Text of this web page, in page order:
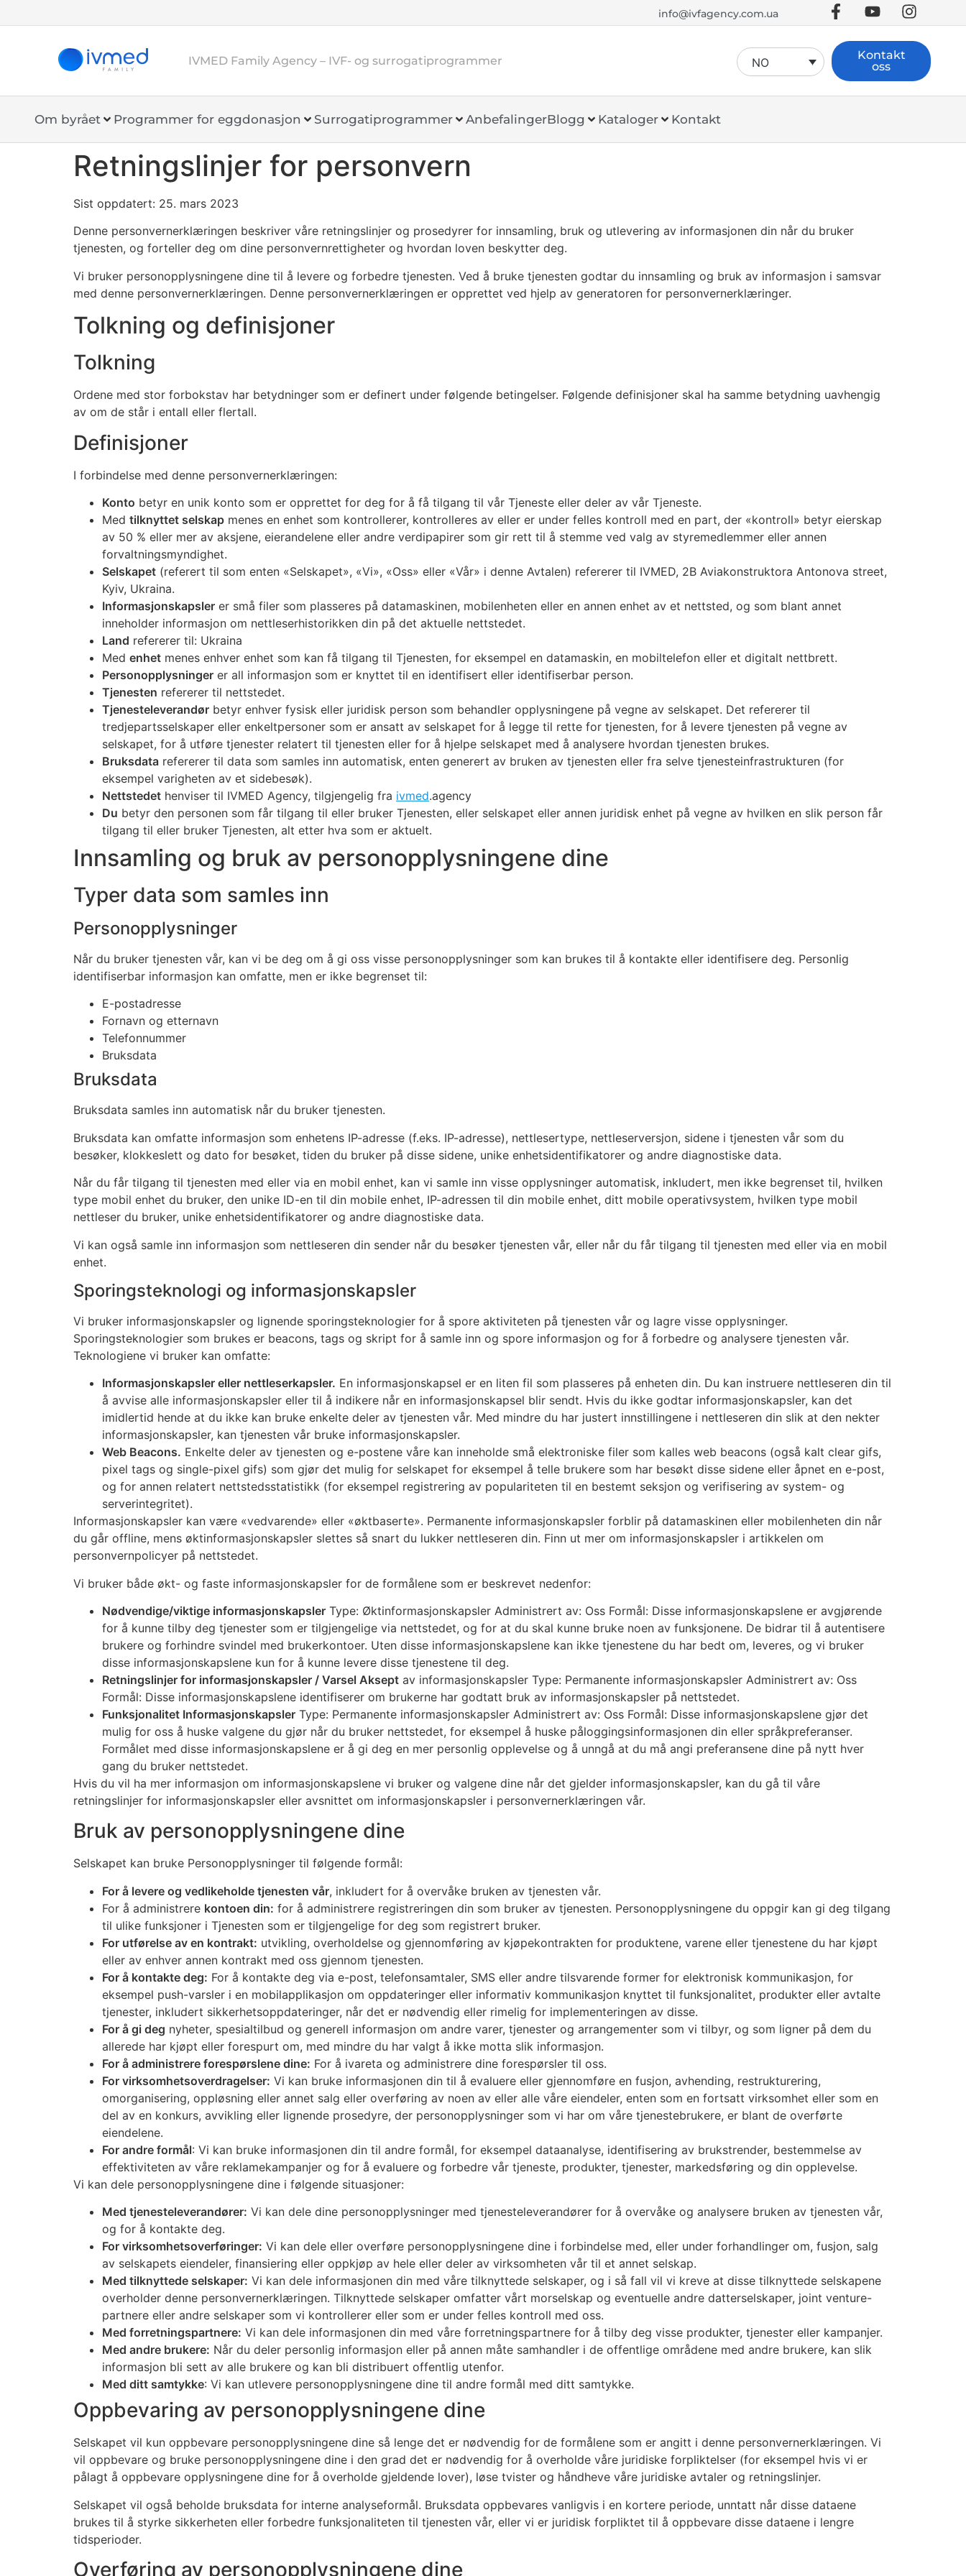
info@ivfagency.com.ua
IVMED Family Agency – IVF- og surrogatiprogrammer NO
Kontakt
oss
Om byrået Programmer for eggdonasjon Surrogatiprogrammer AnbefalingerBlogg Kataloger Kontakt
Retningslinjer for personvern
Sist oppdatert: 25. mars 2023
Denne personvernerklæringen beskriver våre retningslinjer og prosedyrer for innsamling, bruk og utlevering av informasjonen din når du bruker
tjenesten, og forteller deg om dine personvernrettigheter og hvordan loven beskytter deg.
Vi bruker personopplysningene dine til å levere og forbedre tjenesten. Ved å bruke tjenesten godtar du innsamling og bruk av informasjon i samsvar
med denne personvernerklæringen. Denne personvernerklæringen er opprettet ved hjelp av generatoren for personvernerklæringer.
Tolkning og definisjoner
Tolkning
Ordene med stor forbokstav har betydninger som er definert under følgende betingelser. Følgende definisjoner skal ha samme betydning uavhengig
av om de står i entall eller flertall.
Definisjoner
I forbindelse med denne personvernerklæringen:
Konto betyr en unik konto som er opprettet for deg for å få tilgang til vår Tjeneste eller deler av vår Tjeneste.
Med tilknyttet selskap menes en enhet som kontrollerer, kontrolleres av eller er under felles kontroll med en part, der «kontroll» betyr eierskap
av 50 % eller mer av aksjene, eierandelene eller andre verdipapirer som gir rett til å stemme ved valg av styremedlemmer eller annen
forvaltningsmyndighet.
Selskapet (referert til som enten «Selskapet», «Vi», «Oss» eller «Vår» i denne Avtalen) refererer til IVMED, 2B Aviakonstruktora Antonova street,
Kyiv, Ukraina.
Informasjonskapsler er små filer som plasseres på datamaskinen, mobilenheten eller en annen enhet av et nettsted, og som blant annet
inneholder informasjon om nettleserhistorikken din på det aktuelle nettstedet.
Land refererer til: Ukraina
Med enhet menes enhver enhet som kan få tilgang til Tjenesten, for eksempel en datamaskin, en mobiltelefon eller et digitalt nettbrett.
Personopplysninger er all informasjon som er knyttet til en identifisert eller identifiserbar person.
Tjenesten refererer til nettstedet.
Tjenesteleverandør betyr enhver fysisk eller juridisk person som behandler opplysningene på vegne av selskapet. Det refererer til
tredjepartsselskaper eller enkeltpersoner som er ansatt av selskapet for å legge til rette for tjenesten, for å levere tjenesten på vegne av
selskapet, for å utføre tjenester relatert til tjenesten eller for å hjelpe selskapet med å analysere hvordan tjenesten brukes.
Bruksdata refererer til data som samles inn automatisk, enten generert av bruken av tjenesten eller fra selve tjenesteinfrastrukturen (for
eksempel varigheten av et sidebesøk).
Nettstedet henviser til IVMED Agency, tilgjengelig fra ivmed.agency
Du betyr den personen som får tilgang til eller bruker Tjenesten, eller selskapet eller annen juridisk enhet på vegne av hvilken en slik person får
tilgang til eller bruker Tjenesten, alt etter hva som er aktuelt.
Innsamling og bruk av personopplysningene dine
Typer data som samles inn
Personopplysninger
Når du bruker tjenesten vår, kan vi be deg om å gi oss visse personopplysninger som kan brukes til å kontakte eller identifisere deg. Personlig
identifiserbar informasjon kan omfatte, men er ikke begrenset til:
E-postadresse
Fornavn og etternavn
Telefonnummer
Bruksdata
Bruksdata
Bruksdata samles inn automatisk når du bruker tjenesten.
Bruksdata kan omfatte informasjon som enhetens IP-adresse (f.eks. IP-adresse), nettlesertype, nettleserversjon, sidene i tjenesten vår som du
besøker, klokkeslett og dato for besøket, tiden du bruker på disse sidene, unike enhetsidentifikatorer og andre diagnostiske data.
Når du får tilgang til tjenesten med eller via en mobil enhet, kan vi samle inn visse opplysninger automatisk, inkludert, men ikke begrenset til, hvilken
type mobil enhet du bruker, den unike ID-en til din mobile enhet, IP-adressen til din mobile enhet, ditt mobile operativsystem, hvilken type mobil
nettleser du bruker, unike enhetsidentifikatorer og andre diagnostiske data.
Vi kan også samle inn informasjon som nettleseren din sender når du besøker tjenesten vår, eller når du får tilgang til tjenesten med eller via en mobil
enhet.
Sporingsteknologi og informasjonskapsler
Vi bruker informasjonskapsler og lignende sporingsteknologier for å spore aktiviteten på tjenesten vår og lagre visse opplysninger.
Sporingsteknologier som brukes er beacons, tags og skript for å samle inn og spore informasjon og for å forbedre og analysere tjenesten vår.
Teknologiene vi bruker kan omfatte:
Informasjonskapsler eller nettleserkapsler. En informasjonskapsel er en liten fil som plasseres på enheten din. Du kan instruere nettleseren din til
å avvise alle informasjonskapsler eller til å indikere når en informasjonskapsel blir sendt. Hvis du ikke godtar informasjonskapsler, kan det
imidlertid hende at du ikke kan bruke enkelte deler av tjenesten vår. Med mindre du har justert innstillingene i nettleseren din slik at den nekter
informasjonskapsler, kan tjenesten vår bruke informasjonskapsler.
Web Beacons. Enkelte deler av tjenesten og e-postene våre kan inneholde små elektroniske filer som kalles web beacons (også kalt clear gifs,
pixel tags og single-pixel gifs) som gjør det mulig for selskapet for eksempel å telle brukere som har besøkt disse sidene eller åpnet en e-post,
og for annen relatert nettstedsstatistikk (for eksempel registrering av populariteten til en bestemt seksjon og verifisering av system- og
serverintegritet).
Informasjonskapsler kan være «vedvarende» eller «øktbaserte». Permanente informasjonskapsler forblir på datamaskinen eller mobilenheten din når
du går offline, mens øktinformasjonskapsler slettes så snart du lukker nettleseren din. Finn ut mer om informasjonskapsler i artikkelen om
personvernpolicyer på nettstedet.
Vi bruker både økt- og faste informasjonskapsler for de formålene som er beskrevet nedenfor:
Nødvendige/viktige informasjonskapsler Type: Øktinformasjonskapsler Administrert av: Oss Formål: Disse informasjonskapslene er avgjørende
for å kunne tilby deg tjenester som er tilgjengelige via nettstedet, og for at du skal kunne bruke noen av funksjonene. De bidrar til å autentisere
brukere og forhindre svindel med brukerkontoer. Uten disse informasjonskapslene kan ikke tjenestene du har bedt om, leveres, og vi bruker
disse informasjonskapslene kun for å kunne levere disse tjenestene til deg.
Retningslinjer for informasjonskapsler / Varsel Aksept av informasjonskapsler Type: Permanente informasjonskapsler Administrert av: Oss
Formål: Disse informasjonskapslene identifiserer om brukerne har godtatt bruk av informasjonskapsler på nettstedet.
Funksjonalitet Informasjonskapsler Type: Permanente informasjonskapsler Administrert av: Oss Formål: Disse informasjonskapslene gjør det
mulig for oss å huske valgene du gjør når du bruker nettstedet, for eksempel å huske påloggingsinformasjonen din eller språkpreferanser.
Formålet med disse informasjonskapslene er å gi deg en mer personlig opplevelse og å unngå at du må angi preferansene dine på nytt hver
gang du bruker nettstedet.
Hvis du vil ha mer informasjon om informasjonskapslene vi bruker og valgene dine når det gjelder informasjonskapsler, kan du gå til våre
retningslinjer for informasjonskapsler eller avsnittet om informasjonskapsler i personvernerklæringen vår.
Bruk av personopplysningene dine
Selskapet kan bruke Personopplysninger til følgende formål:
For å levere og vedlikeholde tjenesten vår, inkludert for å overvåke bruken av tjenesten vår.
For å administrere kontoen din: for å administrere registreringen din som bruker av tjenesten. Personopplysningene du oppgir kan gi deg tilgang
til ulike funksjoner i Tjenesten som er tilgjengelige for deg som registrert bruker.
For utførelse av en kontrakt: utvikling, overholdelse og gjennomføring av kjøpekontrakten for produktene, varene eller tjenestene du har kjøpt
eller av enhver annen kontrakt med oss gjennom tjenesten.
For å kontakte deg: For å kontakte deg via e-post, telefonsamtaler, SMS eller andre tilsvarende former for elektronisk kommunikasjon, for
eksempel push-varsler i en mobilapplikasjon om oppdateringer eller informativ kommunikasjon knyttet til funksjonalitet, produkter eller avtalte
tjenester, inkludert sikkerhetsoppdateringer, når det er nødvendig eller rimelig for implementeringen av disse.
For å gi deg nyheter, spesialtilbud og generell informasjon om andre varer, tjenester og arrangementer som vi tilbyr, og som ligner på dem du
allerede har kjøpt eller forespurt om, med mindre du har valgt å ikke motta slik informasjon.
For å administrere forespørslene dine: For å ivareta og administrere dine forespørsler til oss.
For virksomhetsoverdragelser: Vi kan bruke informasjonen din til å evaluere eller gjennomføre en fusjon, avhending, restrukturering,
omorganisering, oppløsning eller annet salg eller overføring av noen av eller alle våre eiendeler, enten som en fortsatt virksomhet eller som en
del av en konkurs, avvikling eller lignende prosedyre, der personopplysninger som vi har om våre tjenestebrukere, er blant de overførte
eiendelene.
For andre formål: Vi kan bruke informasjonen din til andre formål, for eksempel dataanalyse, identifisering av brukstrender, bestemmelse av
effektiviteten av våre reklamekampanjer og for å evaluere og forbedre vår tjeneste, produkter, tjenester, markedsføring og din opplevelse.
Vi kan dele personopplysningene dine i følgende situasjoner:
Med tjenesteleverandører: Vi kan dele dine personopplysninger med tjenesteleverandører for å overvåke og analysere bruken av tjenesten vår,
og for å kontakte deg.
For virksomhetsoverføringer: Vi kan dele eller overføre personopplysningene dine i forbindelse med, eller under forhandlinger om, fusjon, salg
av selskapets eiendeler, finansiering eller oppkjøp av hele eller deler av virksomheten vår til et annet selskap.
Med tilknyttede selskaper: Vi kan dele informasjonen din med våre tilknyttede selskaper, og i så fall vil vi kreve at disse tilknyttede selskapene
overholder denne personvernerklæringen. Tilknyttede selskaper omfatter vårt morselskap og eventuelle andre datterselskaper, joint venture-
partnere eller andre selskaper som vi kontrollerer eller som er under felles kontroll med oss.
Med forretningspartnere: Vi kan dele informasjonen din med våre forretningspartnere for å tilby deg visse produkter, tjenester eller kampanjer.
Med andre brukere: Når du deler personlig informasjon eller på annen måte samhandler i de offentlige områdene med andre brukere, kan slik
informasjon bli sett av alle brukere og kan bli distribuert offentlig utenfor.
Med ditt samtykke: Vi kan utlevere personopplysningene dine til andre formål med ditt samtykke.
Oppbevaring av personopplysningene dine
Selskapet vil kun oppbevare personopplysningene dine så lenge det er nødvendig for de formålene som er angitt i denne personvernerklæringen. Vi
vil oppbevare og bruke personopplysningene dine i den grad det er nødvendig for å overholde våre juridiske forpliktelser (for eksempel hvis vi er
pålagt å oppbevare opplysningene dine for å overholde gjeldende lover), løse tvister og håndheve våre juridiske avtaler og retningslinjer.
Selskapet vil også beholde bruksdata for interne analyseformål. Bruksdata oppbevares vanligvis i en kortere periode, unntatt når disse dataene
brukes til å styrke sikkerheten eller forbedre funksjonaliteten til tjenesten vår, eller vi er juridisk forpliktet til å oppbevare disse dataene i lengre
tidsperioder.
Overføring av personopplysningene dine